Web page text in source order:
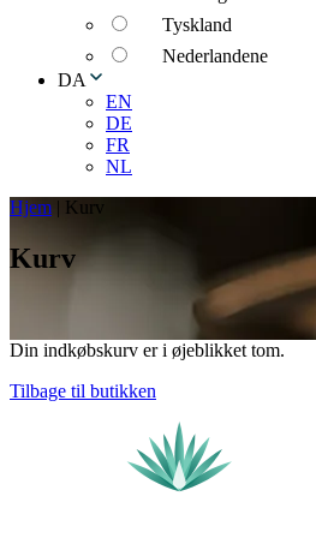
Tyskland
Nederlandene
DA
EN
DE
FR
NL
Hjem | Kurv
Kurv
Din indkøbskurv er i øjeblikket tom.
Tilbage til butikken